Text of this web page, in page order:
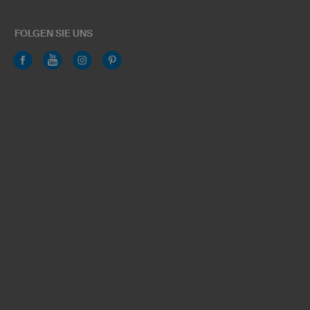
FOLGEN SIE UNS